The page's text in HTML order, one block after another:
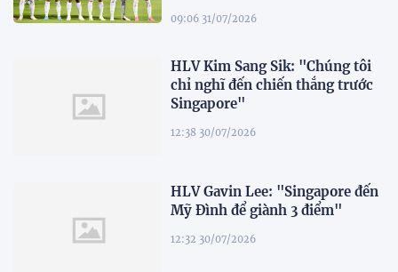
09:06 31/07/2026
HLV Kim Sang Sik: "Chúng tôi
chỉ nghĩ đến chiến thắng trước
Singapore"
12:38 30/07/2026
HLV Gavin Lee: "Singapore đến
Mỹ Đình để giành 3 điểm"
12:32 30/07/2026